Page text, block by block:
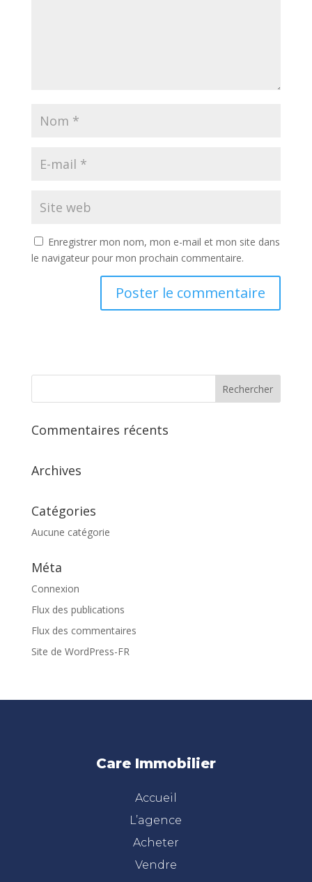
Enregistrer mon nom, mon e-mail et mon site dans
le navigateur pour mon prochain commentaire.
Commentaires récents
Archives
Catégories
Aucune catégorie
Méta
Connexion
Flux des publications
Flux des commentaires
Site de WordPress-FR
Care Immobilier
Accueil
L’agence
Acheter
Vendre